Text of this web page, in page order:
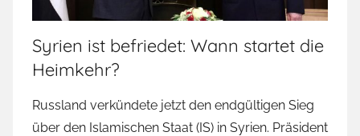
Syrien ist befriedet: Wann startet die
Heimkehr?
Russland verkündete jetzt den endgültigen Sieg
über den Islamischen Staat (IS) in Syrien. Präsident